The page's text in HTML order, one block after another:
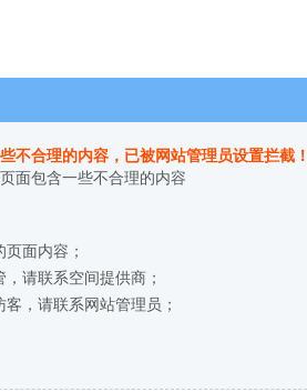
不合理的内容，已被网站管理员设置拦截
面包含一些不合理的内容
面内容；
请联系空间提供商；
，请联系网站管理员；